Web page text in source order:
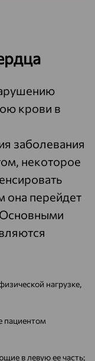
крови в
заболевания
некоторое
она перейдет
нагрузке,
пациентом
в левую ее часть;